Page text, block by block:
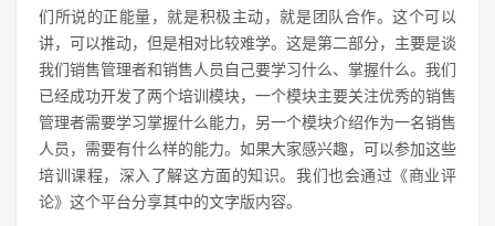
们所说的正能量，就是积极主动，就是团队合作。这个可以
讲，可以推动，但是相对比较难学。这是第二部分，主要是谈
我们销售管理者和销售人员自己要学习什么、掌握什么。我们
已经成功开发了两个培训模块，一个模块主要关注优秀的销售
管理者需要学习掌握什么能力，另一个模块介绍作为一名销售
人员，需要有什么样的能力。如果大家感兴趣，可以参加这些
培训课程，深入了解这方面的知识。我们也会通过《商业评
论》这个平台分享其中的文字版内容。